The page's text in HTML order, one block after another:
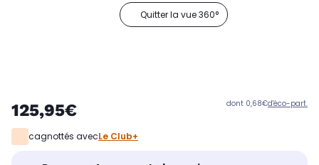
Quitter la vue 360°
125,95€ dont 0,68€d'éco-part.
cagnottés avecLe Club+